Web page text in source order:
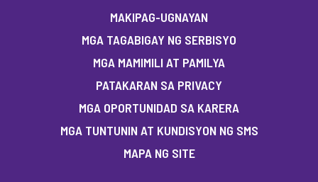
MAKIPAG-UGNAYAN
MGA TAGABIGAY NG SERBISYO
MGA MAMIMILI AT PAMILYA
PATAKARAN SA PRIVACY
MGA OPORTUNIDAD SA KARERA
MGA TUNTUNIN AT KUNDISYON NG SMS
MAPA NG SITE